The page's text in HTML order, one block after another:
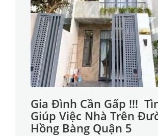
Gia Đình Cần Gấp !!!
Giúp Việc Nhà Trên
Hồng Bàng Quận 5